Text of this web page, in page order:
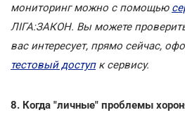
мониторинг можно с помощью
ЛІГА:ЗАКОН. Вы можете
вас интересует, прямо сейчас,
тестовый доступк сервису.
8. Когда "личные" проблемы